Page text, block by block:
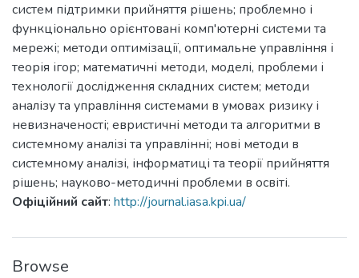
систем підтримки прийняття рішень; проблемно і
функціонально орієнтовані комп'ютерні системи та
мережі; методи оптимізації, оптимальне управління і
теорія ігор; математичні методи, моделі, проблеми і
технології дослідження складних систем; методи
аналізу та управління системами в умовах ризику і
невизначеності; евристичні методи та алгоритми в
системному аналізі та управлінні; нові методи в
системному аналізі, інформатиці та теорії прийняття
рішень; науково-методичні проблеми в освіті.
Офіційний сайт: http://journal.iasa.kpi.ua/
Browse